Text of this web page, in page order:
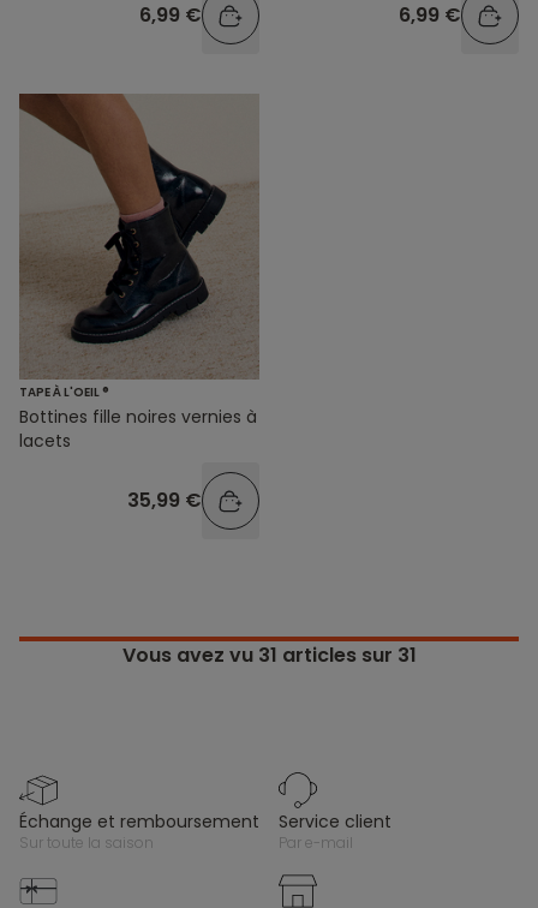
6,99 € 6,99 €
TAPE À L'OEIL ®
Bottines fille noires vernies à
lacets
35,99 €
Vous avez vu 31 articles sur 31
échange et remboursement
sur toute la saison
service client
par e-mail